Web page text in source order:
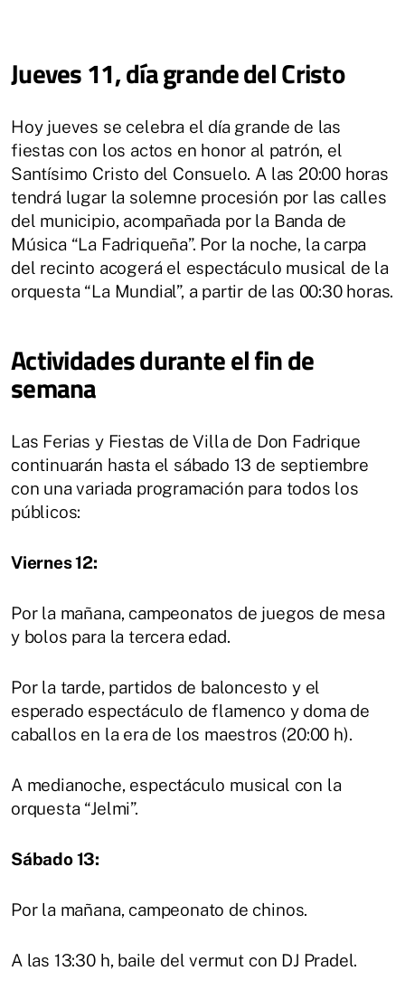
Jueves 11, día grande del Cristo
Hoy jueves se celebra el día grande de las
fiestas con los actos en honor al patrón, el
Santísimo Cristo del Consuelo. A las 20:00 horas
tendrá lugar la solemne procesión por las calles
del municipio, acompañada por la Banda de
Música “La Fadriqueña”. Por la noche, la carpa
del recinto acogerá el espectáculo musical de la
orquesta “La Mundial”, a partir de las 00:30 horas.
Actividades durante el fin de
semana
Las Ferias y Fiestas de Villa de Don Fadrique
continuarán hasta el sábado 13 de septiembre
con una variada programación para todos los
públicos:
Viernes 12:
Por la mañana, campeonatos de juegos de mesa
y bolos para la tercera edad.
Por la tarde, partidos de baloncesto y el
esperado espectáculo de flamenco y doma de
caballos en la era de los maestros (20:00 h).
A medianoche, espectáculo musical con la
orquesta “Jelmi”.
Sábado 13:
Por la mañana, campeonato de chinos.
A las 13:30 h, baile del vermut con DJ Pradel.